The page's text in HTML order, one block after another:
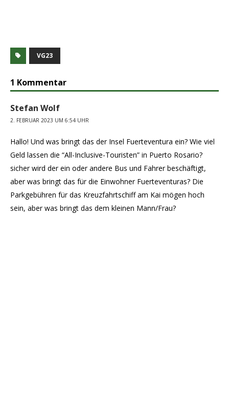
VG23
1 Kommentar
Stefan Wolf
2. FEBRUAR 2023 UM 6:54 UHR
Hallo! Und was bringt das der Insel Fuerteventura ein? Wie viel
Geld lassen die “All-Inclusive-Touristen” in Puerto Rosario?
sicher wird der ein oder andere Bus und Fahrer beschäftigt,
aber was bringt das für die Einwohner Fuerteventuras? Die
Parkgebühren für das Kreuzfahrtschiff am Kai mögen hoch
sein, aber was bringt das dem kleinen Mann/Frau?